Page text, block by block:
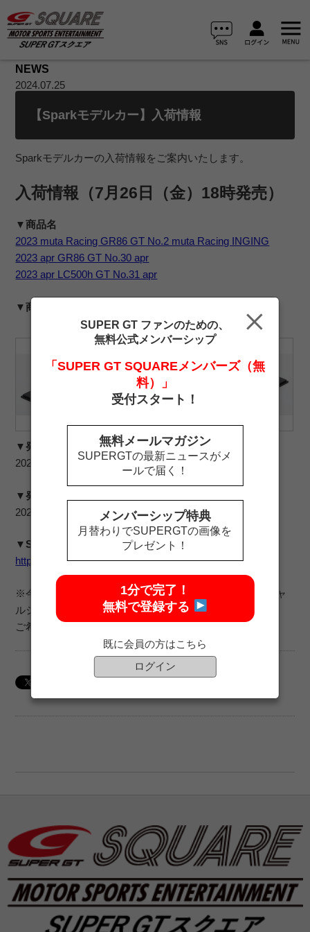
NEWS
2024.07.25
【Sparkモデルカー】入荷情報
Sparkモデルカーの入荷情報をご案内いたします。
入荷情報（7月26日（金）18時発売）
▼商品名
2023 muta Racing GR86 GT No.2 muta Racing INGING
2023 apr GR86 GT No.30 apr
2023 apr LC500h GT No.31 apr
▼商品画像
▼発売日
2024年7月26日（金）18時
▼発送開始日
2024年7月29日（月）
▼Sparkモデルカー販売ページ
https://supergt-square.com/2023model/
※今後の再入荷予定はありません。SUPER GTオフィシャ
ルショップでは現在の在庫をもって販売終了となります。
ご希望の方はお早めにご購入ください。
SUPER GT ファンのための、
無料公式メンバーシップ
「SUPER GT SQUAREメンバーズ（無
料）」
受付スタート！
無料メールマガジン
SUPERGTの最新ニュースがメ
ールで届く！
メンバーシップ特典
月替わりでSUPERGTの画像を
プレゼント！
1分で完了！
無料で登録する
既に会員の方はこちら
ログイン